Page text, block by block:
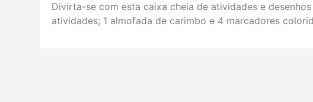
Divirta-se com esta caixa cheia de atividades e
atividades; 1 almofada de carimbo e 4 marcadores